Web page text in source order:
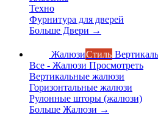
Техно
Фурнитура для дверей
Больше Двери →
ЖалюзиСтиль
Все - Жалюзи Просмотреть
Вертикальные жалюзи
Горизонтальные жалюзи
Рулонные шторы (жалюзи)
Больше Жалюзи →